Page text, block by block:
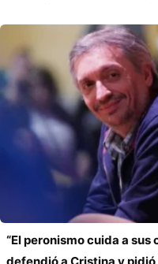
“El peronismo cuida a